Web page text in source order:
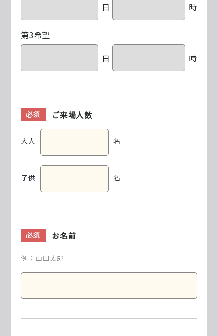
日
時
第3希望
日
時
必須 ご来場人数
大人 名
子供 名
必須 お名前
例：山田太郎